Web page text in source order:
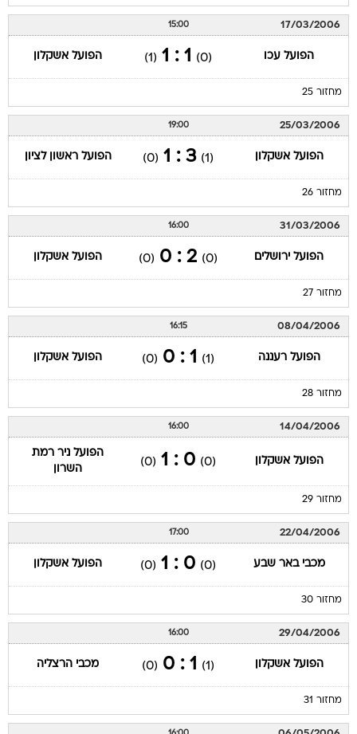
17/03/2006
15:00
הפועל עכו (0)
1 : 1
(1) הפועל אשקלון
מחזור 25
25/03/2006
19:00
הפועל אשקלון (1)
3 : 1
(0) הפועל ראשון לציון
מחזור 26
31/03/2006
16:00
הפועל ירושלים (0)
2 : 0
(0) הפועל אשקלון
מחזור 27
08/04/2006
16:15
הפועל רעננה (1)
1 : 0
(0) הפועל אשקלון
מחזור 28
14/04/2006
16:00
הפועל אשקלון (0)
0 : 1
(0)
הפועל ניר רמת
השרון
מחזור 29
22/04/2006
17:00
מכבי באר שבע (0)
0 : 1
(0) הפועל אשקלון
מחזור 30
29/04/2006
16:00
הפועל אשקלון (1)
1 : 0
(0) מכבי הרצליה
מחזור 31